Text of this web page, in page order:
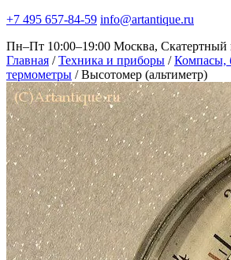
+7 495 657-84-59 info@artantique.ru
Пн–Пт 10:00–19:00 Москва, Скатертный
Главная / Техника и приборы / Компасы,
термометры / Высотомер (альтиметр)